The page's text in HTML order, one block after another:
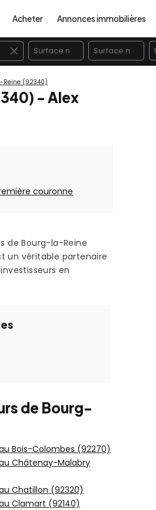
Acheter Annonces immobilières
Reine (92340)
- Alex
couronne
de Bourg-la-Reine
un véritable partenaire
en
de Bourg-
Bois-Colombes (92270)
Châtenay-Malabry
Chatillon (92320)
Clamart (92140)